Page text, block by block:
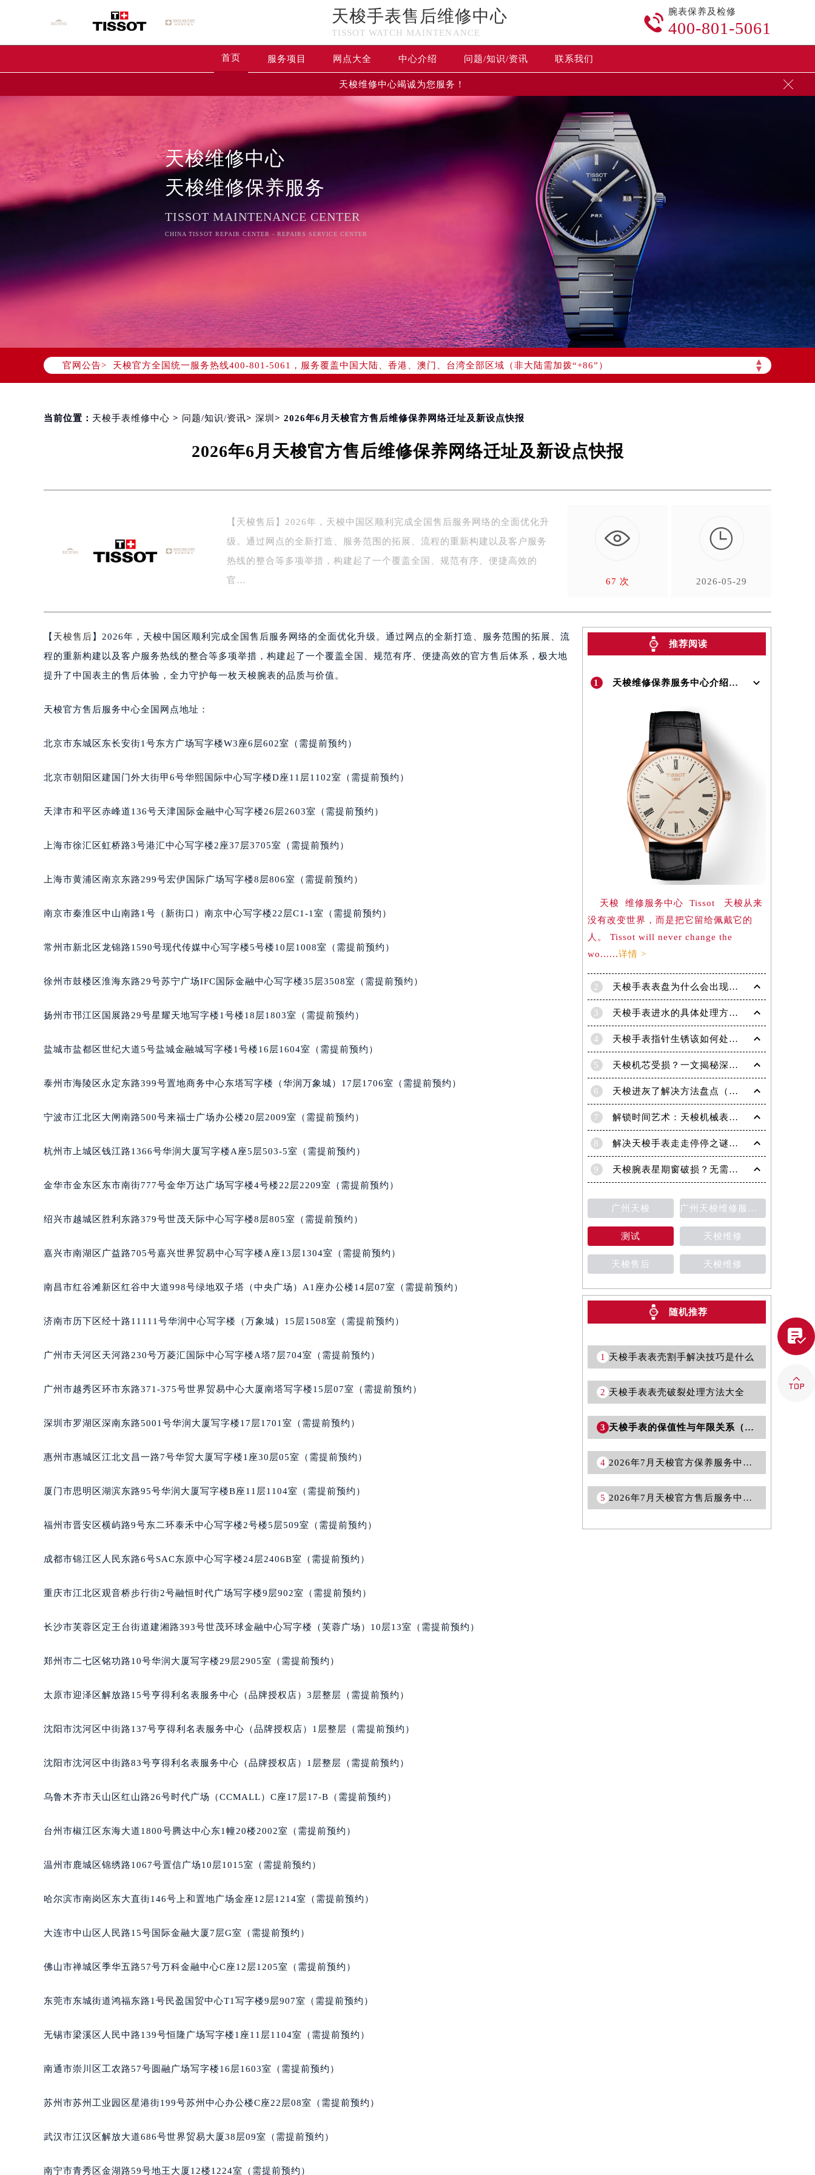
天梭手表售后维修中心
TISSOT WATCH MAINTENANCE

腕表保养及检修
400-801-5061
首页 服务项目 网点大全 中心介绍 问题/知识/资讯 联系我们
天梭维修中心竭诚为您服务！ 
天梭维修中心
天梭维修保养服务
TISSOT MAINTENANCE CENTER
CHINA TISSOT REPAIR CENTER - REPAIRS SERVICE CENTER
官网公告> ▲
▼
2026年8月天梭中国区售后服务网络优化升级公告
2026年8月天梭全国官方售后客户服务热线：400-801-5061
天梭官方全国统一服务热线400-801-5061，服务覆盖中国大陆、香港、澳门、台湾全部区域（非大陆需加拨“+86”）
2026年8月天梭售后服务中心最新网点地址：
北京市朝阳区建国门外大街甲6号华熙国际中心写字楼D座11层1102室（北京总部）（需提前预约）
天津市和平区赤峰道136号天津国际金融中心写字楼26层2603室（需提前预约）
上海市黄浦区南京东路299号宏伊国际广场写字楼8层806室（需提前预约）
扬州市邗江区国展路29号星耀天地写字楼1号楼18层1803室（需提前预约）
盐城市盐都区世纪大道5号盐城金融城写字楼1号楼16层1604室（需提前预约）
泰州市海陵区永定东路399号置地商务中心东塔写字楼（华润万象城）17层1706室（需提前预约）
杭州市上城区钱江路1366号华润大厦写字楼A座5层503-5室（需提前预约）
嘉兴市南湖区广益路705号嘉兴世界贸易中心写字楼A座13层1304室（需提前预约）
南昌市红谷滩新区红谷中大道998号绿地双子塔（中央广场）A1座办公楼14层07室（需提前预约）
济南市历下区经十路11111号华润中心写字楼（万象城）15层1508室（需提前预约）
广州市越秀区环市东路371-375号世界贸易中心大厦南塔写字楼15层07室（需提前预约）
惠州市惠城区江北文昌一路7号华贸大厦写字楼1座30层05室（需提前预约）
福州市鼓楼区五四路128-1号恒力城写字楼15层03室（需提前预约）
重庆市江北区观音桥步行街2号融恒时代广场写字楼9层902室（需提前预约）
郑州市二七区铭功路10号华润大厦写字楼29层2905室（需提前预约）
沈阳市沈河区中街路137号亨得利名表服务中心（品牌授权店）1层整层（需提前预约）
乌鲁木齐市天山区红山路26号时代广场（CCMALL）C座17层17-B（需提前预约）
哈尔滨市道里区友谊西路600号富力中心T2座写字楼29层03室（需提前预约）
佛山市禅城区季华五路57号万科金融中心C座12层1205室（需提前预约）
无锡市梁溪区人民中路139号恒隆广场写字楼1座11层1104室（需提前预约）
苏州市苏州工业园区星港街199号苏州中心办公楼C座22层08室（需提前预约）
南宁市青秀区金湖路59号地王大厦12楼1224室（需提前预约）
泉州市丰泽区宝洲路729号浦西万达中心写字楼A座7楼709室（需提前预约）
烟台市芝罘区胜利路139号万达金融中心A座907室（需提前预约）
贵阳市南明区都司高架桥路33号亨特国际金融中心14楼14D（需提前预约）
石家庄市长安区中山东路39号勒泰中心写字楼B座13层07室（需提前预约）
海口市龙华区金贸东路5号海口华润大厦B座17层1707室（需提前预约）
台州市椒江区东海大道1800号腾达中心东1幢20楼2002室（需提前预约）
甘肃省兰州市七里河区西津西路16号兰州中心写字楼21层2102室（需提前预约）
黑龙江省大庆市萨尔图区会战大街天梭售后服务中心（需提前预约）
黑龙江省黑河市爱辉区中央街天梭售后服务中心（需提前预约）
黑龙江省佳木斯市向阳区长安路天梭售后服务中心（需提前预约）
黑龙江省七台河市桃山区大同街天梭售后服务中心（需提前预约）
黑龙江省双鸭山市尖山区新兴大街天梭售后服务中心（需提前预约）
黑龙江省伊春市伊美区通河路天梭售后服务中心（需提前预约）
吉林省白山市浑江区浑江大街天梭售后服务中心（需提前预约）
吉林省辽源市龙山区人民大街天梭售后服务中心（需提前预约）
吉林省四平市铁东区紫气大路与南九经街交汇处天梭售后服务中心（需提前预约）
吉林省通化市东昌区环通乡江南大街天梭售后服务中心（需提前预约）
辽宁省鞍山市铁东区站前街天梭售后服务中心（需提前预约）
辽宁省朝阳市双塔区新华路天梭售后服务中心（需提前预约）
辽宁省抚顺市新抚区东一路天梭售后服务中心（需提前预约）
辽宁省葫芦岛市连山区中央路天梭售后服务中心（需提前预约）
辽宁省辽阳市白塔区新运大街天梭售后服务中心（需提前预约）
辽宁省铁岭市银州区南马路天梭售后服务中心（需提前预约）
辽宁省沈阳市沈河区中街路137号亨得利名表维修授权店1楼天梭售后服务中心（需提前预约）
北京市朝阳区建国门外大街甲6号华熙国际中心D座11层1102室天梭售后服务中心（北京总部）（需提前预约）
河北省保定市竞秀区朝阳北大街北国先天下天梭售后服务中心（需提前预约）
内蒙古自治区巴彦淖尔市临河区新华街天梭售后服务中心（需提前预约）
内蒙古自治区赤峰市红山区哈达街天梭售后服务中心（需提前预约）
内蒙古自治区呼伦贝尔市海拉尔区中央街天梭售后服务中心（需提前预约）
内蒙古自治区乌海市海勃湾区人民南路天梭售后服务中心（需提前预约）
内蒙古自治区锡林郭勒盟市锡林浩特市光明街与额尔敦路交叉口天梭售后服务中心（需提前预约）
山西省大同市平城区迎宾街天梭售后服务中心（需提前预约）
当前位置： 天梭手表维修中心 > 问题/知识/资讯> 深圳 > 2026年6月天梭官方售后维修保养网络迁址及新设点快报
2026年6月天梭官方售后维修保养网络迁址及新设点快报
【天梭售后】2026年，天梭中国区顺利完成全国售后服务网络的全面优化升
级。通过网点的全新打造、服务范围的拓展、流程的重新构建以及客户服务
热线的整合等多项举措，构建起了一个覆盖全国、规范有序、便捷高效的
官…
67 次

2026-05-29
【 天梭售后 】2026年，天梭中国区顺利完成全国售后服务网络的全面优化升级。通过网点的全新打造、服务范围的拓展、流
程的重新构建以及客户服务热线的整合等多项举措，构建起了一个覆盖全国、规范有序、便捷高效的官方售后体系，极大地
提升了中国表主的售后体验，全力守护每一枚天梭腕表的品质与价值。
天梭官方售后服务中心全国网点地址：
北京市东城区东长安街1号东方广场写字楼W3座6层602室（需提前预约）
北京市朝阳区建国门外大街甲6号华熙国际中心写字楼D座11层1102室（需提前预约）
天津市和平区赤峰道136号天津国际金融中心写字楼26层2603室（需提前预约）
上海市徐汇区虹桥路3号港汇中心写字楼2座37层3705室（需提前预约）
上海市黄浦区南京东路299号宏伊国际广场写字楼8层806室（需提前预约）
南京市秦淮区中山南路1号（新街口）南京中心写字楼22层C1-1室（需提前预约）
常州市新北区龙锦路1590号现代传媒中心写字楼5号楼10层1008室（需提前预约）
徐州市鼓楼区淮海东路29号苏宁广场IFC国际金融中心写字楼35层3508室（需提前预约）
扬州市邗江区国展路29号星耀天地写字楼1号楼18层1803室（需提前预约）
盐城市盐都区世纪大道5号盐城金融城写字楼1号楼16层1604室（需提前预约）
泰州市海陵区永定东路399号置地商务中心东塔写字楼（华润万象城）17层1706室（需提前预约）
宁波市江北区大闸南路500号来福士广场办公楼20层2009室（需提前预约）
杭州市上城区钱江路1366号华润大厦写字楼A座5层503-5室（需提前预约）
金华市金东区东市南街777号金华万达广场写字楼4号楼22层2209室（需提前预约）
绍兴市越城区胜利东路379号世茂天际中心写字楼8层805室（需提前预约）
嘉兴市南湖区广益路705号嘉兴世界贸易中心写字楼A座13层1304室（需提前预约）
南昌市红谷滩新区红谷中大道998号绿地双子塔（中央广场）A1座办公楼14层07室（需提前预约）
济南市历下区经十路11111号华润中心写字楼（万象城）15层1508室（需提前预约）
广州市天河区天河路230号万菱汇国际中心写字楼A塔7层704室（需提前预约）
广州市越秀区环市东路371-375号世界贸易中心大厦南塔写字楼15层07室（需提前预约）
深圳市罗湖区深南东路5001号华润大厦写字楼17层1701室（需提前预约）
惠州市惠城区江北文昌一路7号华贸大厦写字楼1座30层05室（需提前预约）
厦门市思明区湖滨东路95号华润大厦写字楼B座11层1104室（需提前预约）
福州市晋安区横屿路9号东二环泰禾中心写字楼2号楼5层509室（需提前预约）
成都市锦江区人民东路6号SAC东原中心写字楼24层2406B室（需提前预约）
重庆市江北区观音桥步行街2号融恒时代广场写字楼9层902室（需提前预约）
长沙市芙蓉区定王台街道建湘路393号世茂环球金融中心写字楼（芙蓉广场）10层13室（需提前预约）
郑州市二七区铭功路10号华润大厦写字楼29层2905室（需提前预约）
太原市迎泽区解放路15号亨得利名表服务中心（品牌授权店）3层整层（需提前预约）
沈阳市沈河区中街路137号亨得利名表服务中心（品牌授权店）1层整层（需提前预约）
沈阳市沈河区中街路83号亨得利名表服务中心（品牌授权店）1层整层（需提前预约）
乌鲁木齐市天山区红山路26号时代广场（CCMALL）C座17层17-B（需提前预约）
台州市椒江区东海大道1800号腾达中心东1幢20楼2002室（需提前预约）
温州市鹿城区锦绣路1067号置信广场10层1015室（需提前预约）
哈尔滨市南岗区东大直街146号上和置地广场金座12层1214室（需提前预约）
大连市中山区人民路15号国际金融大厦7层G室（需提前预约）
佛山市禅城区季华五路57号万科金融中心C座12层1205室（需提前预约）
东莞市东城街道鸿福东路1号民盈国贸中心T1写字楼9层907室（需提前预约）
无锡市梁溪区人民中路139号恒隆广场写字楼1座11层1104室（需提前预约）
南通市崇川区工农路57号圆融广场写字楼16层1603室（需提前预约）
苏州市苏州工业园区星港街199号苏州中心办公楼C座22层08室（需提前预约）
武汉市江汉区解放大道686号世界贸易大厦38层09室（需提前预约）
南宁市青秀区金湖路59号地王大厦12楼1224室（需提前预约）
推荐阅读
1 天梭维修保养服务中心介绍 | Tissot
天梭 维修服务中心 Tissot 天梭从来
没有改变世界，而是把它留给佩戴它的
人。 Tissot will never change the
wo......详情 >
2 天梭手表表盘为什么会出现生锈现象呢？
3 天梭手表进水的具体处理方法有哪些！
4 天梭手表指针生锈该如何处理？
5 天梭机芯受损？一文揭秘深度处理技巧！
6 天梭进灰了解决方法盘点（日常保养与清洁技巧）
7 解锁时间艺术：天梭机械表机芯生锈修复秘籍
8 解决天梭手表走走停停之谜：专业处理方法全面解析
9 天梭腕表星期窗破损？无需担心，这里有解决方案
广州天梭 广州天梭维修服务中心
测试 天梭维修
天梭售后 天梭维修
随机推荐
1 天梭手表表壳割手解决技巧是什么
2 天梭手表表壳破裂处理方法大全
3 天梭手表的保值性与年限关系（解读经典与投资价值）
4 2026年7月天梭官方保养服务中心维修点搬迁新开补充详情
5 2026年7月天梭官方售后服务中心（保养维修）迁址与增设总体概述

